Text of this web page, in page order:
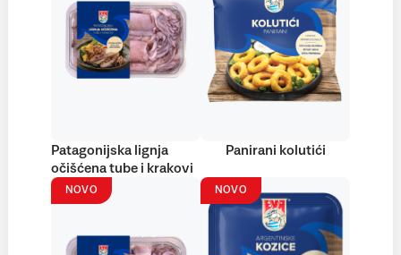
Patagonijska lignja
očišćena tube i krakovi
Panirani kolutići
NOVO NOVO